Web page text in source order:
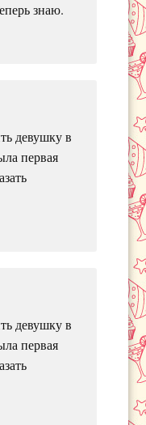
знаю.
девушку в
первая
девушку в
первая